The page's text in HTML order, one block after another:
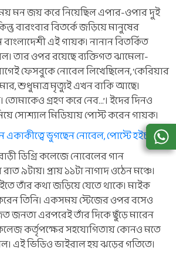
মন জয় করে নিয়েছিল এপার-ওপার দুই
বারংবার বিতর্কে জড়িয়ে মানুষের
বাংলাদেশী এই গায়ক। নানান বিতর্কিত
তার ওপর রয়েছে ব্যক্তিগত ঝামেলা-
ফেসবুকে নোবেল লিখেছিলেন, ‘কেরিয়ার
শুধুমাত্র মৃত্যুই এখন বাকি আছে।
তোমাকেও গ্রহণ করে নেব…’। ইদের দিনও
সোশ্যাল মিডিয়ায় পোস্ট করেন গায়ক।
একাকীত্বে ভুগছেন নোবেল, পোস্টে হইচই
ডিগ্রি কলেজে নোবেলের গান
৯টায়। প্রায় ১১টা নাগাদ ওঠেন মঞ্চে।
তাঁর কথা জড়িয়ে যেতে থাকে। মাইক
তিনি। একসময় স্টেজের ওপর বসেও
জনতা এরপরেই তাঁর দিকে ছুঁড়ে মারেন
কর্তৃপক্ষের সহযোগিতায় কোনও মতে
এই ভিডিও ভাইরাল হয় ঝড়ের গতিতে।